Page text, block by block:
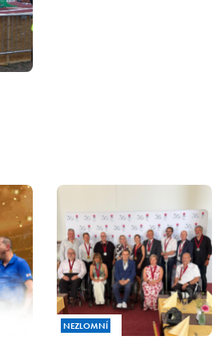
NEZLOMNÍ